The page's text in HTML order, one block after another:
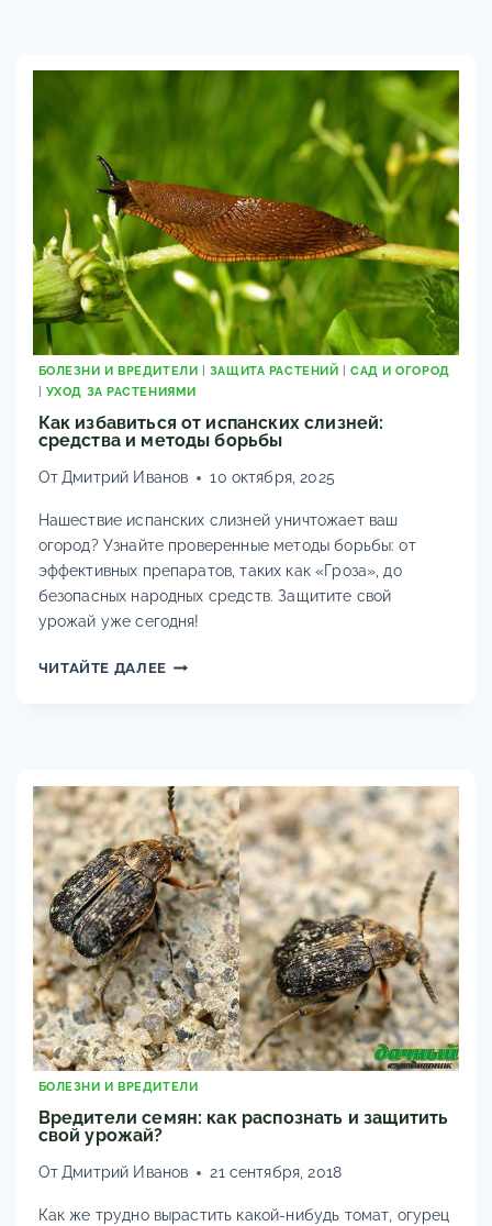
БОЛЕЗНИ И ВРЕДИТЕЛИ ЗАЩИТА РАСТЕНИЙ |САД И ОГОРОД
УХОД ЗА РАСТЕНИЯМИ
Как избавиться от испанских слизней:
средства и методы борьбы
ОтДмитрий Иванов 10 октября, 2025
Нашествие испанских слизней уничтожает ваш
огород? Узнайте проверенные методы борьбы: от
эффективных препаратов, таких как «Гроза», до
безопасных народных средств. Защитите свой
урожай уже сегодня!
ЧИТАЙТЕ ДАЛЕЕКАК
И
МЕТОДЫ
БОРЬБЫ
БОЛЕЗНИ И ВРЕДИТЕЛИ
Вредители семян: как распознать и защитить
свой урожай?
От Дмитрий Иванов 21 сентября, 2018
Как же трудно вырастить какой-нибудь томат, огурец